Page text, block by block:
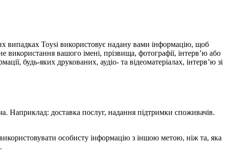
випадках Toysi використовує надану вами інформацію, щоб
вашого імені, прізвища, фотографії, інтерв’ю або
будь-яких друкованих, аудіо- та відеоматеріалах, інтерв’ю зі
Наприклад: доставка послуг, надання підтримки споживачів.
особисту інформацію з іншою метою, ніж та, яка